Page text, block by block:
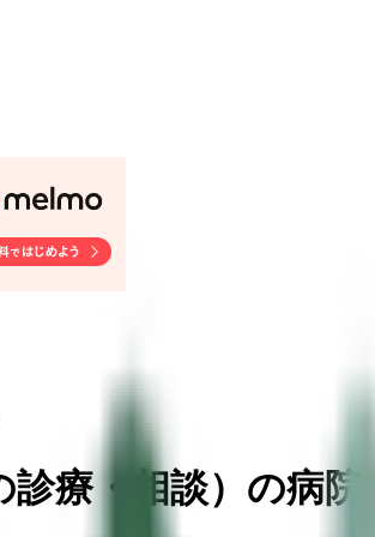
診療・相談） の病院